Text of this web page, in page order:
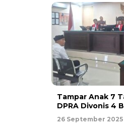
Tampar Anak 7
DPRA Divonis 4
26 September 2025